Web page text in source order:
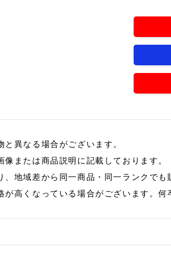
異なる場合がございます。
または商品説明に記載しております。
地域差から同一商品・同一ランクでも
高くなっている場合がございます。何